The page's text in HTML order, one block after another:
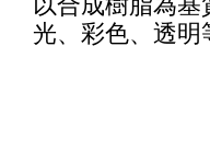
光、彩色、透